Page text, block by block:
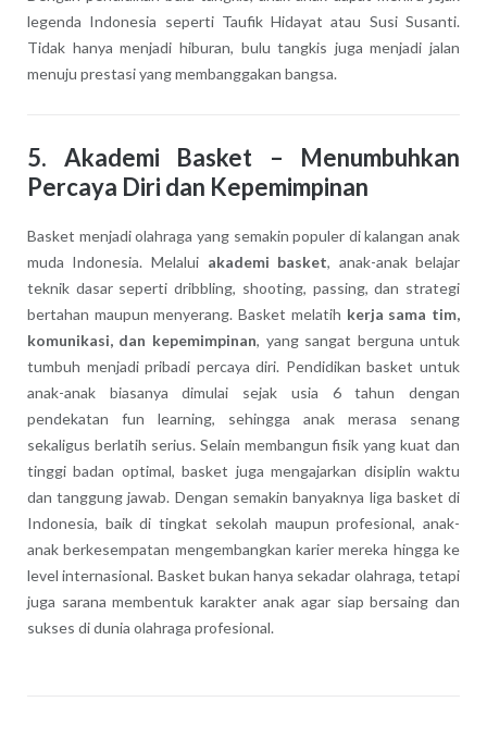
legenda Indonesia seperti Taufik Hidayat atau Susi Susanti.
Tidak hanya menjadi hiburan, bulu tangkis juga menjadi jalan
menuju prestasi yang membanggakan bangsa.
5. Akademi Basket – Menumbuhkan
Percaya Diri dan Kepemimpinan
Basket menjadi olahraga yang semakin populer di kalangan anak
muda Indonesia. Melalui akademi basket, anak-anak belajar
teknik dasar seperti dribbling, shooting, passing, dan strategi
bertahan maupun menyerang. Basket melatih kerja sama tim,
komunikasi, dan kepemimpinan, yang sangat berguna untuk
tumbuh menjadi pribadi percaya diri. Pendidikan basket untuk
anak-anak biasanya dimulai sejak usia 6 tahun dengan
pendekatan fun learning, sehingga anak merasa senang
sekaligus berlatih serius. Selain membangun fisik yang kuat dan
tinggi badan optimal, basket juga mengajarkan disiplin waktu
dan tanggung jawab. Dengan semakin banyaknya liga basket di
Indonesia, baik di tingkat sekolah maupun profesional, anak-
anak berkesempatan mengembangkan karier mereka hingga ke
level internasional. Basket bukan hanya sekadar olahraga, tetapi
juga sarana membentuk karakter anak agar siap bersaing dan
sukses di dunia olahraga profesional.